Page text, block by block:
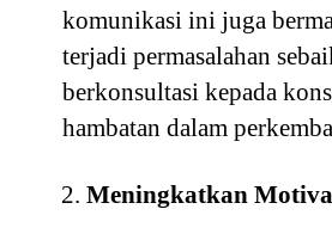
komunikasi ini juga
terjadi permasalahan
berkonsultasi kepada
hambatan dalam
Meningkatkan